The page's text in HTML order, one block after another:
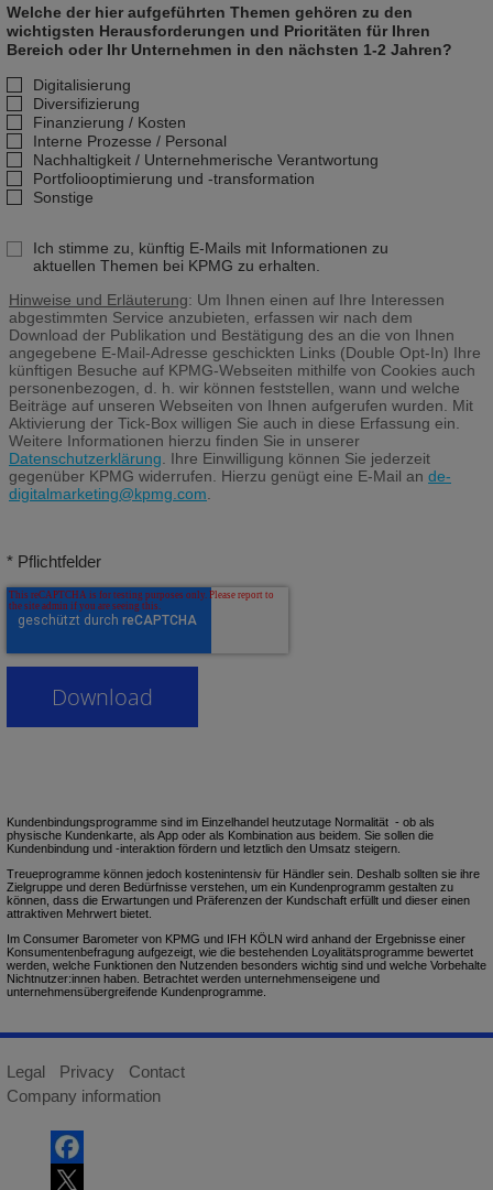
Welche der hier aufgeführten Themen gehören zu den
wichtigsten Herausforderungen und Prioritäten für Ihren
Bereich oder Ihr Unternehmen in den nächsten 1-2 Jahren?
Digitalisierung
Diversifizierung
Finanzierung / Kosten
Interne Prozesse / Personal
Nachhaltigkeit / Unternehmerische Verantwortung
Portfoliooptimierung und -transformation
Sonstige
Hinweise und Erläuterung: Um Ihnen einen auf Ihre Interessen
abgestimmten Service anzubieten, erfassen wir nach dem
Download der Publikation und Bestätigung des an die von Ihnen
angegebene E-Mail-Adresse geschickten Links (Double Opt-In) Ihre
künftigen Besuche auf KPMG-Webseiten mithilfe von Cookies auch
personenbezogen, d. h. wir können feststellen, wann und welche
Beiträge auf unseren Webseiten von Ihnen aufgerufen wurden. Mit
Aktivierung der Tick-Box willigen Sie auch in diese Erfassung ein.
Weitere Informationen hierzu finden Sie in unserer
Datenschutzerklärung . Ihre Einwilligung können Sie jederzeit
gegenüber KPMG widerrufen. Hierzu genügt eine E-Mail an de-
digitalmarketing@kpmg.com
Ich stimme zu, künftig E-Mails mit Informationen zu
aktuellen Themen bei KPMG zu erhalten.
* Pflichtfelder
Kundenbindungsprogramme sind im Einzelhandel heutzutage Normalität - ob als
physische Kundenkarte, als App oder als Kombination aus beidem. Sie sollen die
Kundenbindung und -interaktion fördern und letztlich den Umsatz steigern.
Treueprogramme können jedoch kostenintensiv für Händler sein. Deshalb sollten sie ihre
Zielgruppe und deren Bedürfnisse verstehen, um ein Kundenprogramm gestalten zu
können, dass die Erwartungen und Präferenzen der Kundschaft erfüllt und dieser einen
attraktiven Mehrwert bietet.
Im Consumer Barometer von KPMG und IFH KÖLN wird anhand der Ergebnisse einer
Konsumentenbefragung aufgezeigt, wie die bestehenden Loyalitätsprogramme bewertet
werden, welche Funktionen den Nutzenden besonders wichtig sind und welche Vorbehalte
Nichtnutzer:innen haben. Betrachtet werden unternehmenseigene und
unternehmensübergreifende Kundenprogramme.
Legal Privacy
Contact
Company information